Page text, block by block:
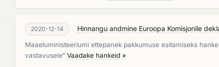
2020-12-14 Hinnangu andmine Euroopa Komisjonile
Maaeluministeeriumi ettepanek pakkumuse esitamiseks
vastavusele“ Vaadake hankeid »